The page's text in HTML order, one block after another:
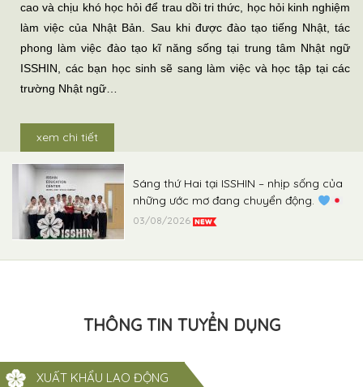
cao và chịu khó học hỏi để trau dồi tri thức, học hỏi kinh nghiệm
làm việc của Nhật Bản. Sau khi được đào tạo tiếng Nhật, tác
phong làm việc đào tạo kĩ năng sống tại trung tâm Nhật ngữ
ISSHIN, các bạn học sinh sẽ sang làm việc và học tập tại các
trường Nhật ngữ…
xem chi tiết
Sáng thứ Hai tại ISSHIN – nhịp sống của
những ước mơ đang chuyển động.
03/08/2026
THÔNG TIN TUYỂN DỤNG
XUẤT KHẨU LAO ĐỘNG